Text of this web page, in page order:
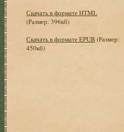
Скачать в формате HTML
(Размер: 396кб)
Скачать в формате EPUB (Размер:
450кб)